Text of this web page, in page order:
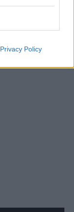
Privacy Policy